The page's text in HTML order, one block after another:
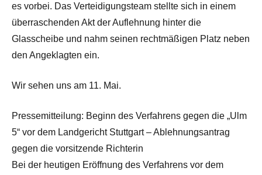
es vorbei. Das Verteidigungsteam stellte sich in einem
überraschenden Akt der Auflehnung hinter die
Glasscheibe und nahm seinen rechtmäßigen Platz neben
den Angeklagten ein.
Wir sehen uns am 11. Mai.
Pressemitteilung: Beginn des Verfahrens gegen die „Ulm
5“ vor dem Landgericht Stuttgart – Ablehnungsantrag
gegen die vorsitzende Richterin
Bei der heutigen Eröffnung des Verfahrens vor dem